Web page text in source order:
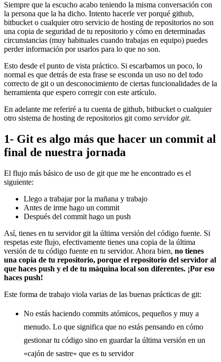
Siempre que la escucho acabo teniendo la misma conversación con
la persona que la ha dicho. Intento hacerle ver porqué github,
bitbucket o cualquier otro servicio de hosting de repositorios no son
una copia de seguridad de tu repositorio y cómo en determinadas
circunstancias (muy habituales cuando trabajas en equipo) puedes
perder información por usarlos para lo que no son.
Esto desde el punto de vista práctico. Si escarbamos un poco, lo
normal es que detrás de esta frase se esconda un uso no del todo
correcto de git o un desconocimiento de ciertas funcionalidades de la
herramienta que espero corregir con este artículo.
En adelante me referiré a tu cuenta de github, bitbucket o cualquier
otro sistema de hosting de repositorios git como servidor git.
1- Git es algo más que hacer un commit al
final de nuestra jornada
El flujo más básico de uso de git que me he encontrado es el
siguiente:
Llego a trabajar por la mañana y trabajo
Antes de irme hago un commit
Después del commit hago un push
Así, tienes en tu servidor git la última versión del código fuente. Si
respetas este flujo, efectivamente tienes una copia de la última
versión de tu código fuente en tu servidor. Ahora bien, no tienes
una copia de tu repositorio, porque el repositorio del servidor al
que haces push y el de tu máquina local son diferentes. ¡Por eso
haces push!
Este forma de trabajo viola varias de las buenas prácticas de git:
No estás haciendo commits atómicos, pequeños y muy a
menudo. Lo que significa que no estás pensando en cómo
gestionar tu código sino en guardar la última versión en un
«cajón de sastre» que es tu servidor